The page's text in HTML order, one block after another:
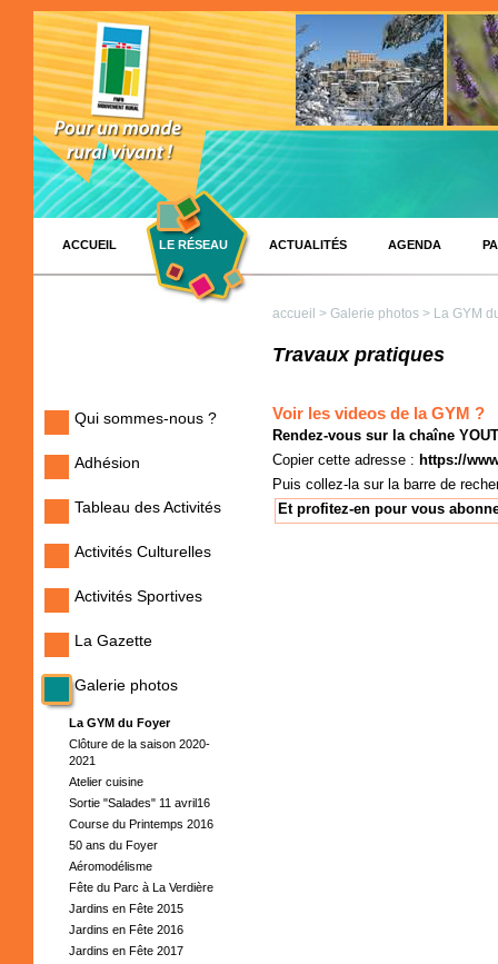
ACCUEIL LE RÉSEAU ACTUALITÉS AGENDA
Qui sommes-nous ?
Adhésion
Tableau des Activités
Activités Culturelles
Activités Sportives
La Gazette
Galerie photos
La GYM du Foyer
Clôture de la saison 2020-
2021
Atelier cuisine
Sortie "Salades" 11 avril16
Course du Printemps 2016
50 ans du Foyer
Aéromodélisme
Fête du Parc à La Verdière
Jardins en Fête 2015
Jardins en Fête 2016
Jardins en Fête 2017
accueil > Galerie photos > La GYM
Travaux pratiques
Voir les videos de la GYM ?
Rendez-vous sur la chaîne
Copier cette adresse : https://
Puis collez-la sur la barre de
Et profitez-en pour vous